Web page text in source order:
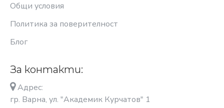
Общи условия
Политика за поверителност
Блог
За контакти:
Адрес:
гр. Варна, ул. "Академик Курчатов" 1